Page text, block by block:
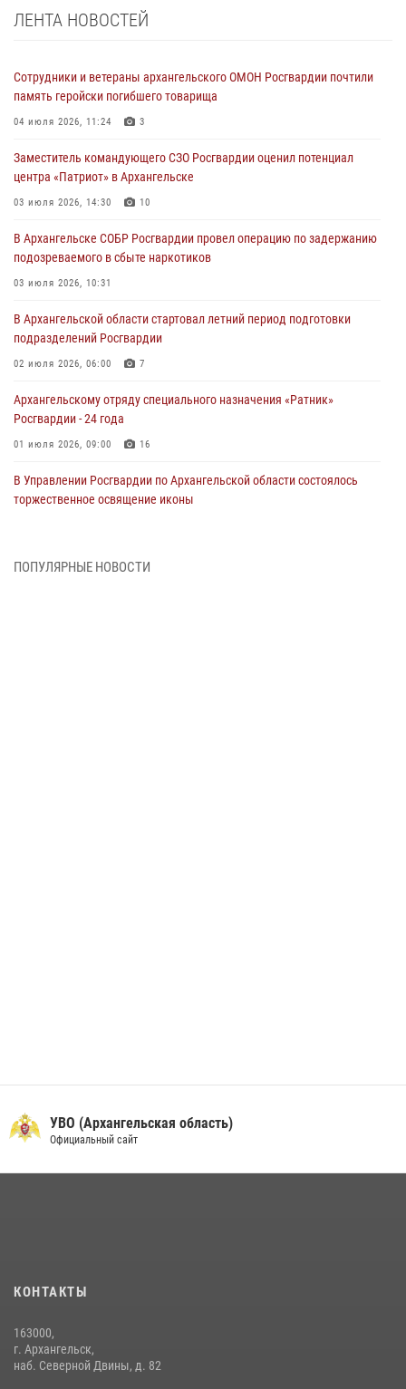
ЛЕНТА НОВОСТЕЙ
Сотрудники и ветераны архангельского ОМОН Росгвардии почтили
память геройски погибшего товарища
04 июля 2026, 11:24 3
Заместитель командующего СЗО Росгвардии оценил потенциал
центра «Патриот» в Архангельске
03 июля 2026, 14:30 10
В Архангельске СОБР Росгвардии провел операцию по задержанию
подозреваемого в сбыте наркотиков
03 июля 2026, 10:31
В Архангельской области стартовал летний период подготовки
подразделений Росгвардии
02 июля 2026, 06:00 7
Архангельскому отряду специального назначения «Ратник»
Росгвардии - 24 года
01 июля 2026, 09:00 16
В Управлении Росгвардии по Архангельской области состоялось
торжественное освящение иконы
Военнослужащие по призыву из Архангельской области приняли
ПОПУЛЯРНЫЕ НОВОСТИ
УВО (Архангельская область)
Официальный сайт
КОНТАКТЫ
163000,
г. Архангельск,
наб. Северной Двины, д. 82